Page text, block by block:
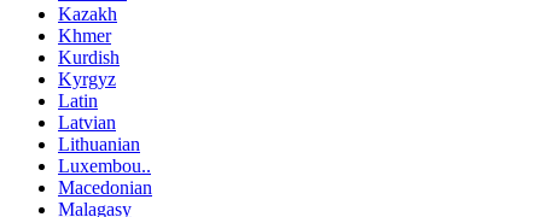
Kazakh
Khmer
Kurdish
Kyrgyz
Latin
Latvian
Lithuanian
Luxembou..
Macedonian
Malagasy